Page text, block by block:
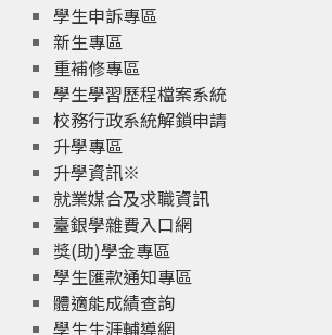
學生申訴專區
新生專區
重補修專區
學生學習歷程檔案系統
校務行政系統解鎖申請
升學專區
升學資訊※
就業媒合及求職資訊
臺銀學雜費入口網
獎(助)學金專區
學生匯款通知專區
體適能成績查詢
學生生涯輔導網